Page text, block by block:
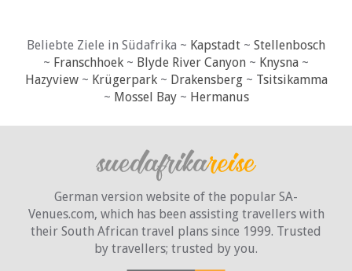
Beliebte Ziele in Südafrika ~ Kapstadt ~ Stellenbosch
~ Franschhoek ~ Blyde River Canyon ~ Knysna ~
Hazyview~ Krügerpark~ Drakensberg~ Tsitsikamma
~ Mossel Bay~ Hermanus
German version website of the popular SA-
Venues.com, which has been assisting travellers with
their South African travel plans since 1999. Trusted
by travellers; trusted by you.